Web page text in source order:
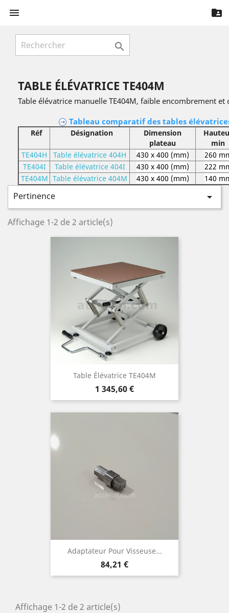
 

TABLE ÉLÉVATRICE TE404M
Table élévatrice manuelle TE404M, faible encombrement
Tableau comparatif des tables
Réf Désignation
Dimension
plateau
min
TE404H
Table élévatrice 404H 430 x 400 (mm)
260
TE404I
Table élévatrice 404I 430 x 400 (mm)
222
TE404M Table élévatrice 404M 430 x 400 (mm) 140
Pertinence 
Affichage 1-2 de 2 article(s)
Table Élévatrice TE404M
Prix
1 345,60 €
Adaptateur Pour Visseuse...
Prix
84,21 €
Affichage 1-2 de 2 article(s)